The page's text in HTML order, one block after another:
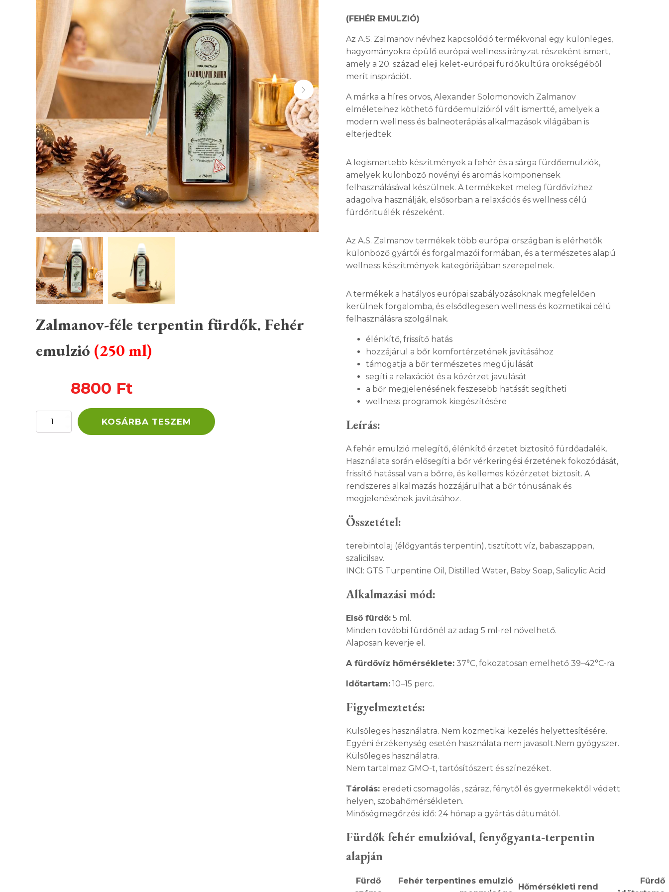
ÍZÜLETEK ÉS MOZGÁSSZERVI RENDSZER
Zalmanov-féle terpentin fürdők. Fehér
emulzió (250 ml)
8800 Ft
Zalmanov-
KOSÁRBA TESZEM
(FEHÉR EMULZIÓ)
Az A.S. Zalmanov névhez kapcsolódó termékvonal egy különleges,
hagyományokra épülő európai wellness irányzat részeként ismert,
amely a 20. század eleji kelet-európai fürdőkultúra örökségéből
merít inspirációt.
A márka a híres orvos, Alexander Solomonovich Zalmanov
elméleteihez köthető fürdőemulzióiról vált ismertté, amelyek a
modern wellness és balneoterápiás alkalmazások világában is
elterjedtek.
A legismertebb készítmények a fehér és a sárga fürdőemulziók,
amelyek különböző növényi és aromás komponensek
felhasználásával készülnek. A termékeket meleg fürdővízhez
adagolva használják, elsősorban a relaxációs és wellness célú
fürdőrituálék részeként.
Az A.S. Zalmanov termékek több európai országban is elérhetők
különböző gyártói és forgalmazói formában, és a természetes alapú
wellness készítmények kategóriájában szerepelnek.
A termékek a hatályos európai szabályozásoknak megfelelően
kerülnek forgalomba, és elsődlegesen wellness és kozmetikai célú
felhasználásra szolgálnak.
élénkítő, frissítő hatás
hozzájárul a bőr komfortérzetének javításához
támogatja a bőr természetes megújulását
segíti a relaxációt és a közérzet javulását
a bőr megjelenésének feszesebb hatását segítheti
wellness programok kiegészítésére
Leírás:
A fehér emulzió melegítő, élénkítő érzetet biztosító fürdőadalék.
Használata során elősegíti a bőr vérkeringési érzetének fokozódását,
frissítő hatással van a bőrre, és kellemes közérzetet biztosít. A
rendszeres alkalmazás hozzájárulhat a bőr tónusának és
megjelenésének javításához.
Összetétel:
terebintolaj (élőgyantás terpentin), tisztított víz, babaszappan,
szalicilsav.
INCI: GTS Turpentine Oil, Distilled Water, Baby Soap, Salicylic Acid
Alkalmazási mód:
Első fürdő:5 ml.
Minden további fürdőnél az adag 5 ml-rel növelhető.
Alaposan keverje el.
A fürdővíz hőmérséklete:37°C, fokozatosan emelhető 39–42°C-ra.
Időtartam:10–15 perc.
Figyelmeztetés:
Külsőleges használatra. Nem kozmetikai kezelés helyettesítésére.
Egyéni érzékenység esetén használata nem javasolt.Nem gyógyszer.
Külsőleges használatra.
Nem tartalmaz GMO-t, tartósítószert és színezéket.
Tárolás: eredeti csomagolás , száraz, fénytől és gyermekektől védett
helyen, szobahőmérsékleten.
Minőségmegőrzési idő: 24 hónap a gyártás dátumától.
Fürdők fehér emulzióval, fenyőgyanta-terpentin
alapján
Fürdő
Fehér terpentines emulzió
Hőmérsékleti rend
Fürdő